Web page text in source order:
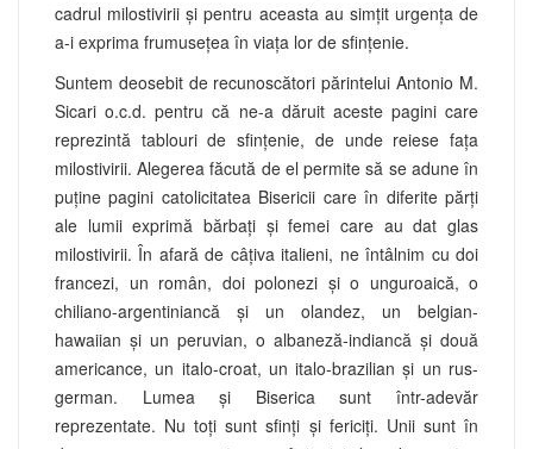
cadrul milostivirii şi pentru aceasta au simţit urgenţa de
a-i exprima frumuseţea în viaţa lor de sfinţenie.
Suntem deosebit de recunoscători părintelui Antonio M.
Sicari o.c.d. pentru că ne-a dăruit aceste pagini care
reprezintă tablouri de sfinţenie, de unde reiese faţa
milostivirii. Alegerea făcută de el permite să se adune în
puţine pagini catolicitatea Bisericii care în diferite părţi
ale lumii exprimă bărbaţi şi femei care au dat glas
milostivirii. În afară de câţiva italieni, ne întâlnim cu doi
francezi, un român, doi polonezi şi o unguroaică, o
chiliano-argentiniancă şi un olandez, un belgian-
hawaiian şi un peruvian, o albaneză-indiancă şi două
americance, un italo-croat, un italo-brazilian şi un rus-
german. Lumea şi Biserica sunt într-adevăr
reprezentate. Nu toţi sunt sfinţi şi fericiţi. Unii sunt în